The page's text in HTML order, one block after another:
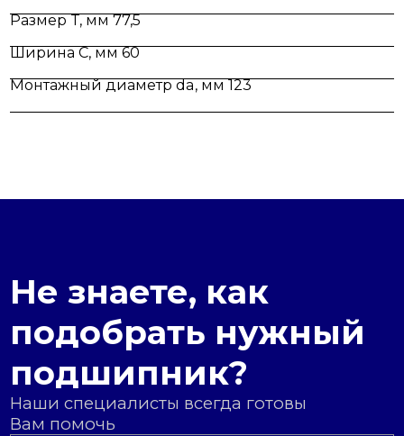
Размер T, мм 77,5
Ширина C, мм 60
Монтажный диаметр da, мм 123
Не знаете, как
подобрать нужный
подшипник?
Наши специалисты всегда готовы
Вам помочь